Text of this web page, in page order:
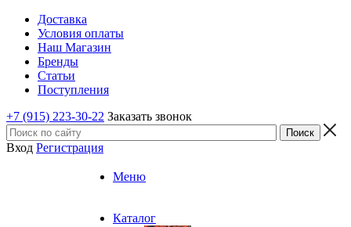
Доставка
Условия оплаты
Наш Магазин
Бренды
Статьи
Поступления
+7 (915) 223-30-22 Заказать звонок
Вход Регистрация
Меню
Каталог